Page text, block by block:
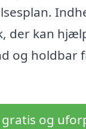
der kan
og holdbar
gratis og